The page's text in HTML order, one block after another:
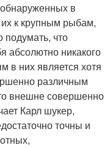
в
к крупным рыбам,
что
абсолютно никакого
в них является хотя
различным
внешне совершенно
Карл шукер,
точны и